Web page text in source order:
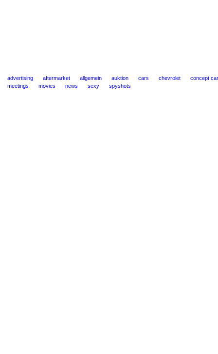
advertising aftermarket allgemein auktion cars chevrolet
concept
meetings
movies news sexy spyshots